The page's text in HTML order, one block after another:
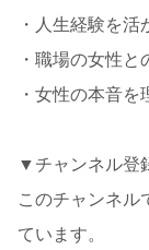
・人生経験を
・職場の女性
・女性の本音
▼チャンネル登
このチャンネル
ています。